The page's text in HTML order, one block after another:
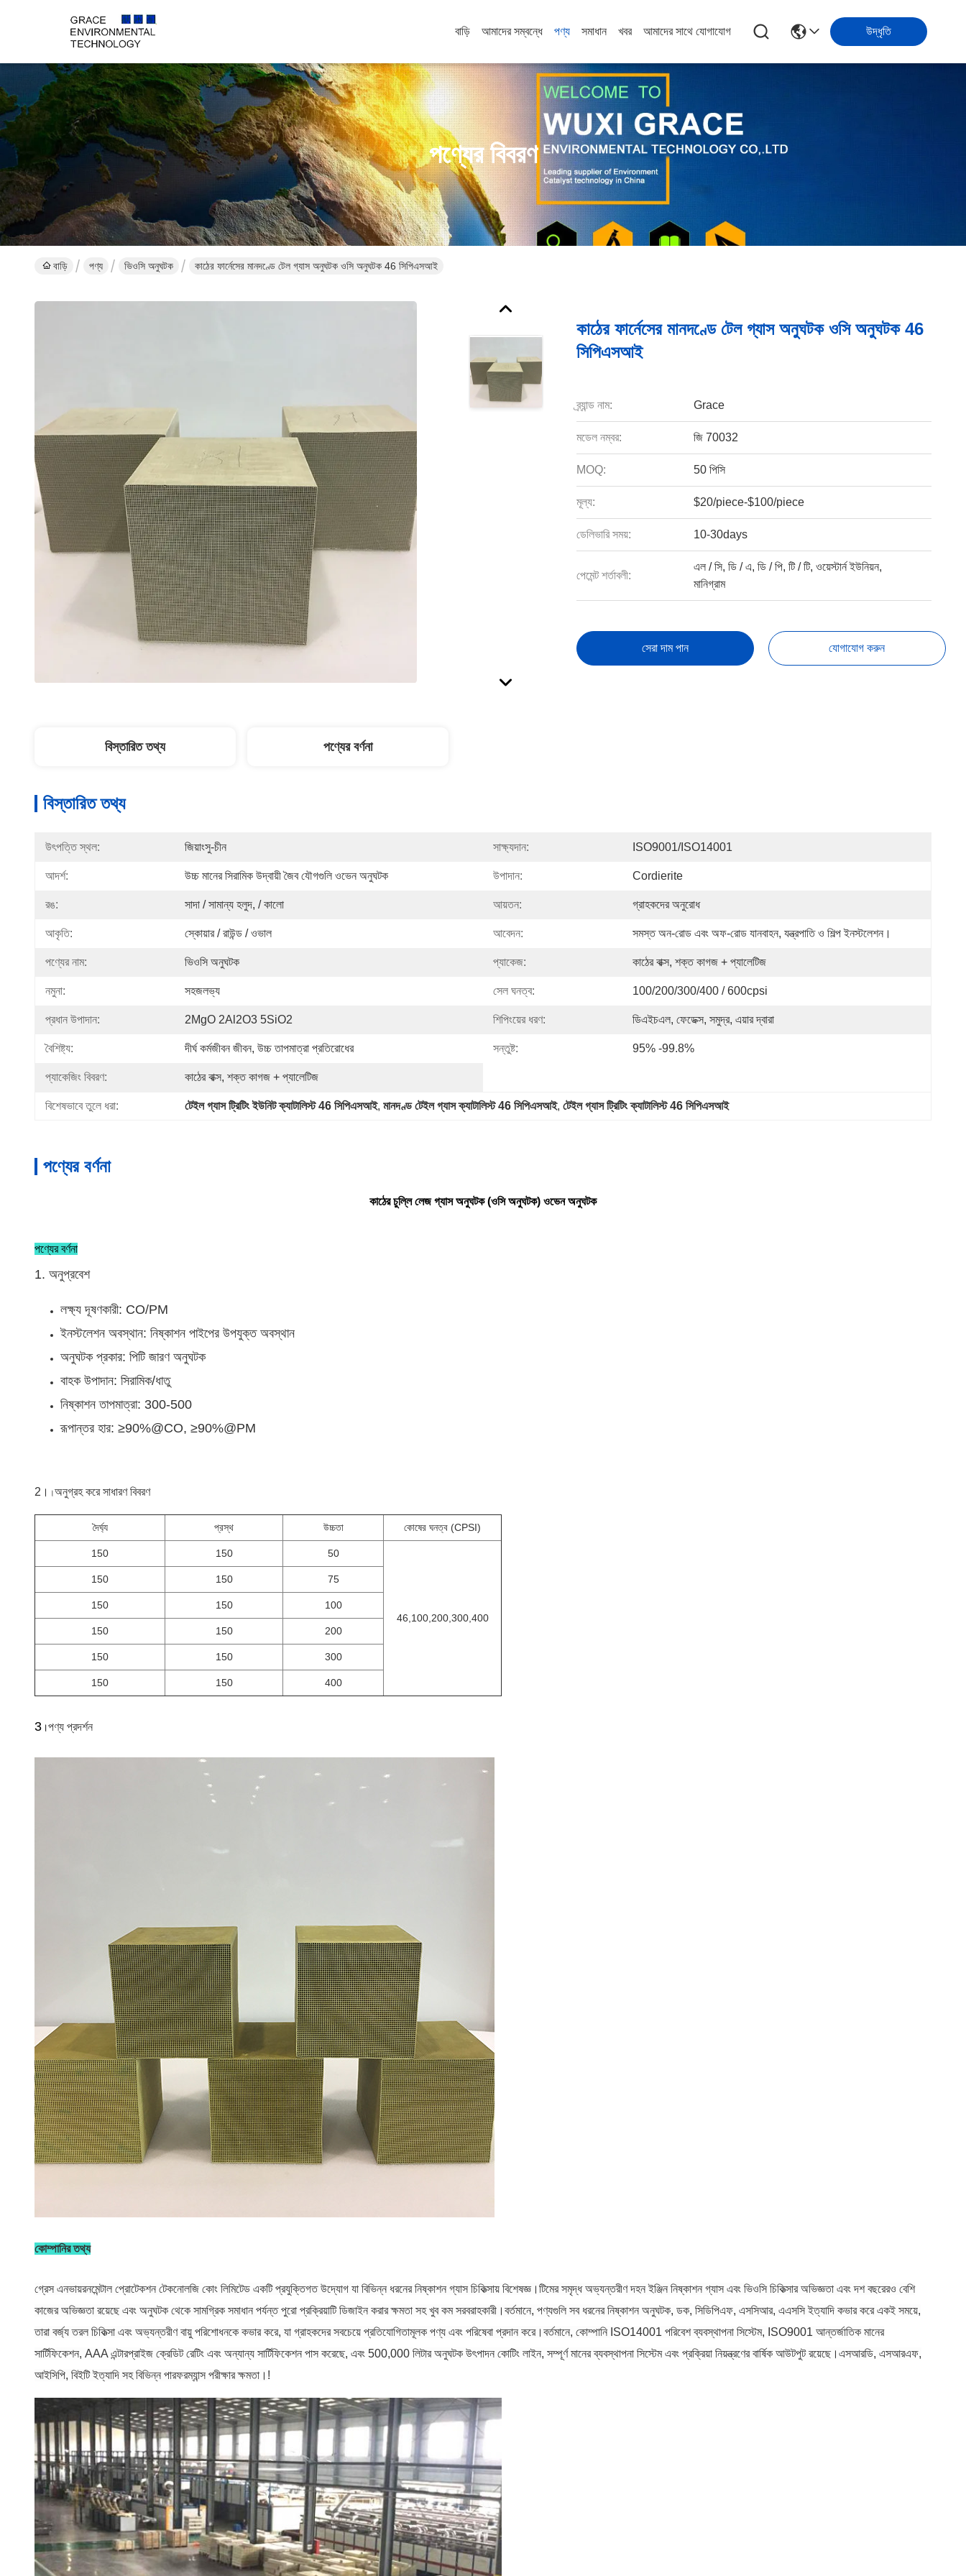
বাড়ি আমাদের সম্বন্ধে পণ্য সমাধান খবর আমাদের সাথে যোগাযোগ উদ্ধৃতি
পণ্যের বিবরণ
বাড়ি পণ্য ভিওসি অনুঘটক কাঠের ফার্নেসের মানদণ্ডে টেল গ্যাস অনুঘটক ওসি অনুঘটক 46 সিপিএসআই
কাঠের ফার্নেসের মানদণ্ডে টেল গ্যাস অনুঘটক ওসি অনুঘটক 46
সিপিএসআই
ব্র্যান্ড নাম: Grace
মডেল নম্বর: জি 70032
MOQ: 50 পিসি
মূল্য: $20/piece-$100/piece
ডেলিভারি সময়: 10-30days
পেমেন্ট শর্তাবলী:
এল / সি, ডি / এ, ডি / পি, টি / টি, ওয়েস্টার্ন ইউনিয়ন,
মানিগ্রাম
সেরা দাম পান যোগাযোগ করুন
বিস্তারিত তথ্য পণ্যের বর্ণনা
বিস্তারিত তথ্য
উৎপত্তি স্থল: জিয়াংসু-চীন সাক্ষ্যদান: ISO9001/ISO14001
আদর্শ: উচ্চ মানের সিরামিক উদ্বায়ী জৈব যৌগগুলি ওভেন অনুঘটক উপাদান: Cordierite
রঙ: সাদা / সামান্য হলুদ, / কালো আয়তন: গ্রাহকদের অনুরোধ
আকৃতি: স্কোয়ার / রাউন্ড / ওভাল আবেদন: সমস্ত অন-রোড এবং অফ-রোড যানবাহন, যন্ত্রপাতি ও শিল্প ইনস্টলেশন।
পণ্যের নাম: ভিওসি অনুঘটক প্যাকেজ: কাঠের বাক্স, শক্ত কাগজ + প্যালেটিজ
নমুনা: সহজলভ্য সেল ঘনত্ব: 100/200/300/400 / 600cpsi
প্রধান উপাদান: 2MgO 2Al2O3 5SiO2 শিপিংয়ের ধরণ: ডিএইচএল, ফেডেক্স, সমুদ্র, এয়ার দ্বারা
বৈশিষ্ট্য: দীর্ঘ কর্মজীবন জীবন, উচ্চ তাপমাত্রা প্রতিরোধের সন্তুষ্ট: 95% -99.8%
প্যাকেজিং বিবরণ: কাঠের বাক্স, শক্ত কাগজ + প্যালেটিজ
বিশেষভাবে তুলে ধরা: টেইল গ্যাস ট্রিটিং ইউনিট ক্যাটালিস্ট 46 সিপিএসআই, মানদণ্ড টেইল গ্যাস ক্যাটালিস্ট 46 সিপিএসআই, টেইল গ্যাস ট্রিটিং ক্যাটালিস্ট 46 সিপিএসআই
পণ্যের বর্ণনা
কাঠের চুল্লি লেজ গ্যাস অনুঘটক (ওসি অনুঘটক) ওভেন অনুঘটক
পণ্যের বর্ণনা
1. অনুপ্রবেশ
লক্ষ্য দূষণকারী: CO/PM
ইনস্টলেশন অবস্থান: নিষ্কাশন পাইপের উপযুক্ত অবস্থান
অনুঘটক প্রকার: পিটি জারণ অনুঘটক
বাহক উপাদান: সিরামিক/ধাতু
নিষ্কাশন তাপমাত্রা: 300-500
রূপান্তর হার: ≥90%@CO, ≥90%@PM
2। ।অনুগ্রহ করেসাধারণ বিবরণ
দৈর্ঘ্য প্রস্থ উচ্চতা কোষের ঘনত্ব (CPSI)
150 150 50
46,100,200,300,400
150 150 75
150 150 100
150 150 200
150 150 300
150 150 400
3 ।পণ্য প্রদর্শন
কোম্পানির তথ্য
গ্রেস এনভায়রনমেন্টাল প্রোটেকশন টেকনোলজি কোং লিমিটেড একটি প্রযুক্তিগত উদ্যোগ যা বিভিন্ন ধরনের নিষ্কাশন গ্যাস চিকিত্সায় বিশেষজ্ঞ।টিমের সমৃদ্ধ অভ্যন্তরীণ দহন ইঞ্জিন নিষ্কাশন গ্যাস এবং ভিওসি চিকিত্সার অভিজ্ঞতা এবং দশ বছরেরও বেশি
কাজের অভিজ্ঞতা রয়েছে এবং অনুঘটক থেকে সামগ্রিক সমাধান পর্যন্ত পুরো প্রক্রিয়াটি ডিজাইন করার ক্ষমতা সহ খুব কম সরবরাহকারী।বর্তমানে, পণ্যগুলি সব ধরনের নিষ্কাশন অনুঘটক, ডক, সিডিপিএফ, এসসিআর, এএসসি ইত্যাদি কভার করে একই সময়ে,
তারা বর্জ্য তরল চিকিত্সা এবং অভ্যন্তরীণ বায়ু পরিশোধনকে কভার করে, যা গ্রাহকদের সবচেয়ে প্রতিযোগিতামূলক পণ্য এবং পরিষেবা প্রদান করে।বর্তমানে, কোম্পানি ISO14001 পরিবেশ ব্যবস্থাপনা সিস্টেম, ISO9001 আন্তর্জাতিক মানের
সার্টিফিকেশন, AAA এন্টারপ্রাইজ ক্রেডিট রেটিং এবং অন্যান্য সার্টিফিকেশন পাস করেছে, এবং 500,000 লিটার অনুঘটক উৎপাদন কোটিং লাইন, সম্পূর্ণ মানের ব্যবস্থাপনা সিস্টেম এবং প্রক্রিয়া নিয়ন্ত্রণের বার্ষিক আউটপুট রয়েছে।এসআরডি, এসআরএফ,
আইসিপি, বিইটি ইত্যাদি সহ বিভিন্ন পারফরম্যান্স পরীক্ষার ক্ষমতা। !